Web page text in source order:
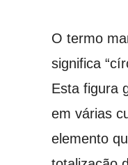
O termo
significa
Esta figura
em várias
elemento